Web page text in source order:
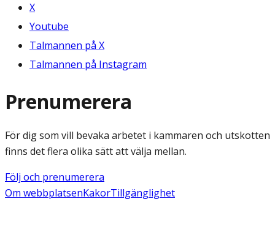
X
Youtube
Talmannen på X
Talmannen på Instagram
Prenumerera
För dig som vill bevaka arbetet i kammaren och utskotten
finns det flera olika sätt att välja mellan.
Följ och prenumerera
Om webbplatsenKakorTillgänglighet